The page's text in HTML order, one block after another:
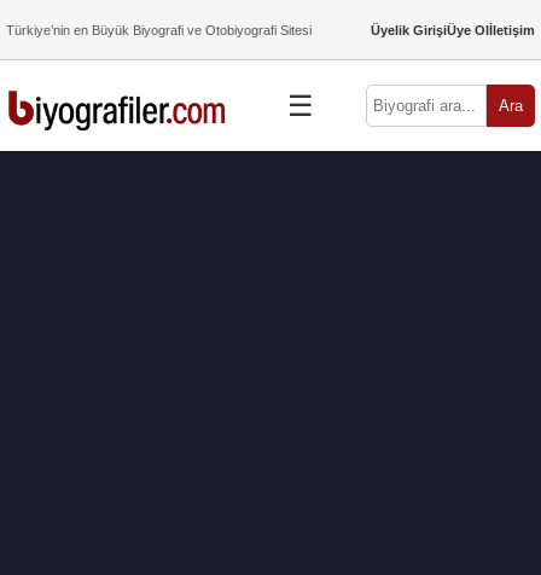
Türkiye’nin en Büyük Biyografi ve Otobiyografi Sitesi Üyelik GirişiÜye Olİletişim
☰ Ara